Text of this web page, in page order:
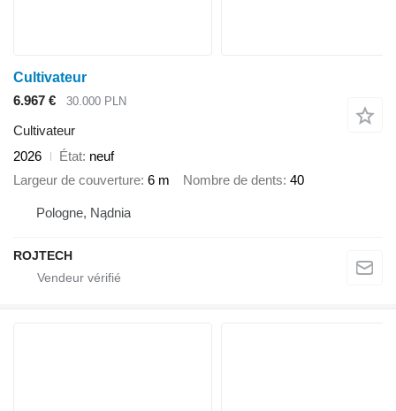
Cultivateur
6.967 €
30.000 PLN
Cultivateur
2026
État neuf
Largeur de couverture 6 m Nombre de dents 40
Pologne, Nądnia
ROJTECH